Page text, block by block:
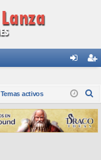
nti
fic
ar
ist
ra
rs
Temas activos
s
c